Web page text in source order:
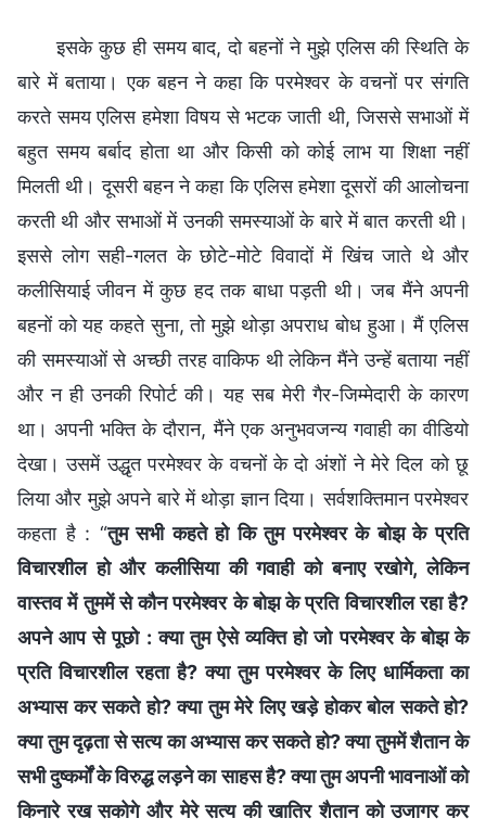
इसके कुछ ही समय बाद, दो बहनों ने मुझे एलिस की स्थिति के
बारे में बताया। एक बहन ने कहा कि परमेश्वर के वचनों पर संगति
करते समय एलिस हमेशा विषय से भटक जाती थी, जिससे सभाओं में
बहुत समय बर्बाद होता था और किसी को कोई लाभ या शिक्षा नहीं
मिलती थी। दूसरी बहन ने कहा कि एलिस हमेशा दूसरों की आलोचना
करती थी और सभाओं में उनकी समस्याओं के बारे में बात करती थी।
इससे लोग सही-गलत के छोटे-मोटे विवादों में खिंच जाते थे और
कलीसियाई जीवन में कुछ हद तक बाधा पड़ती थी। जब मैंने अपनी
बहनों को यह कहते सुना, तो मुझे थोड़ा अपराध बोध हुआ। मैं एलिस
की समस्याओं से अच्छी तरह वाकिफ थी लेकिन मैंने उन्हें बताया नहीं
और न ही उनकी रिपोर्ट की। यह सब मेरी गैर-जिम्मेदारी के कारण
था। अपनी भक्ति के दौरान, मैंने एक अनुभवजन्य गवाही का वीडियो
देखा। उसमें उद्धृत परमेश्वर के वचनों के दो अंशों ने मेरे दिल को छू
लिया और मुझे अपने बारे में थोड़ा ज्ञान दिया। सर्वशक्तिमान परमेश्वर
कहता है : “तुम सभी कहते हो कि तुम परमेश्वर के बोझ के प्रति
विचारशील हो और कलीसिया की गवाही को बनाए रखोगे, लेकिन
वास्तव में तुममें से कौन परमेश्वर के बोझ के प्रति विचारशील रहा है?
अपने आप से पूछो : क्या तुम ऐसे व्यक्ति हो जो परमेश्वर के बोझ के
प्रति विचारशील रहता है? क्या तुम परमेश्वर के लिए धार्मिकता का
अभ्यास कर सकते हो? क्या तुम मेरे लिए खड़े होकर बोल सकते हो?
क्या तुम दृढ़ता से सत्य का अभ्यास कर सकते हो? क्या तुममें शैतान के
सभी दुष्कर्मों के विरुद्ध लड़ने का साहस है? क्या तुम अपनी भावनाओं को
किनारे रख सकोगे और मेरे सत्य की खातिर शैतान को उजागर कर